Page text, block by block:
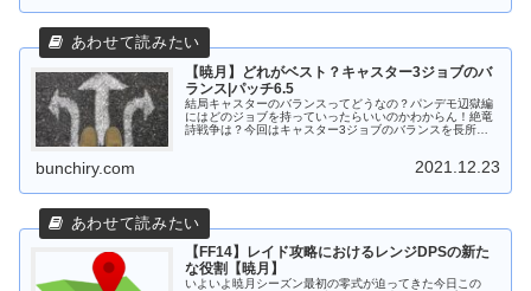
【暁月】どれがベスト？キャスター3ジョブのバ
ランス|パッチ6.5
結局キャスターのバランスってどうなの？パンデモ辺獄編
にはどのジョブを持っていったらいいのかわからん！絶竜
詩戦争は？今回はキャスター3ジョブのバランスを長所・
bunchiry.com 2021.12.23
【FF14】レイド攻略におけるレンジDPSの新た
な役割【暁月】
いよいよ暁月シーズン最初の零式が迫ってきた今日この